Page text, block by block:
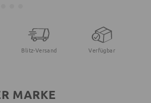
Blitz-Versand Verfügbar
MARKE